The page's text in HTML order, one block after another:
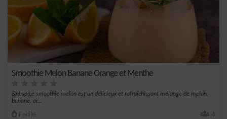
Smoothie Melon Banane Orange et Menthe
&nbsp;Le smoothie melon est un délicieux et rafraîchissant mélange de melon,
banane, or...
Facile 4